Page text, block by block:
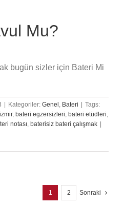
Mu?
bugün sizler için Bateri Mi
Kategoriler: Genel , Bateri
Tags:
, bateri egzersizleri, bateri etüdleri,
notası, baterisiz bateri çalışmak
Mu?
1 2 Sonraki